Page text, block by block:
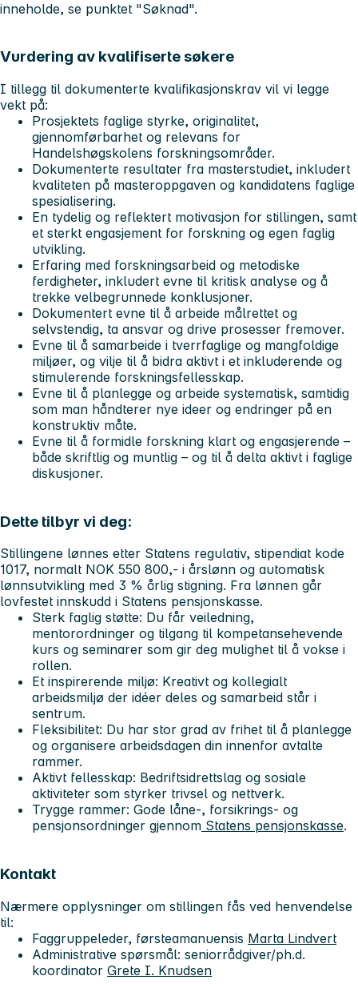
inneholde, se punktet "Søknad".
Vurdering av kvalifiserte søkere
I tillegg til dokumenterte kvalifikasjonskrav vil vi legge
vekt på:
Prosjektets faglige styrke, originalitet,
gjennomførbarhet og relevans for
Handelshøgskolens forskningsområder.
Dokumenterte resultater fra masterstudiet, inkludert
kvaliteten på masteroppgaven og kandidatens faglige
spesialisering.
En tydelig og reflektert motivasjon for stillingen, samt
et sterkt engasjement for forskning og egen faglig
utvikling.
Erfaring med forskningsarbeid og metodiske
ferdigheter, inkludert evne til kritisk analyse og å
trekke velbegrunnede konklusjoner.
Dokumentert evne til å arbeide målrettet og
selvstendig, ta ansvar og drive prosesser fremover.
Evne til å samarbeide i tverrfaglige og mangfoldige
miljøer, og vilje til å bidra aktivt i et inkluderende og
stimulerende forskningsfellesskap.
Evne til å planlegge og arbeide systematisk, samtidig
som man håndterer nye ideer og endringer på en
konstruktiv måte.
Evne til å formidle forskning klart og engasjerende –
både skriftlig og muntlig – og til å delta aktivt i faglige
diskusjoner.
Dette tilbyr vi deg:
Stillingene lønnes etter Statens regulativ, stipendiat kode
1017, normalt NOK 550 800,- i årslønn og automatisk
lønnsutvikling med 3 % årlig stigning. Fra lønnen går
lovfestet innskudd i Statens pensjonskasse.
Sterk faglig støtte: Du får veiledning,
mentorordninger og tilgang til kompetansehevende
kurs og seminarer som gir deg mulighet til å vokse i
rollen.
Et inspirerende miljø: Kreativt og kollegialt
arbeidsmiljø der idéer deles og samarbeid står i
sentrum.
Fleksibilitet: Du har stor grad av frihet til å planlegge
og organisere arbeidsdagen din innenfor avtalte
rammer.
Aktivt fellesskap: Bedriftsidrettslag og sosiale
aktiviteter som styrker trivsel og nettverk.
Trygge rammer: Gode låne-, forsikrings- og
pensjonsordninger gjennom Statens pensjonskasse.
Kontakt
Nærmere opplysninger om stillingen fås ved henvendelse
til:
Faggruppeleder, førsteamanuensis Marta Lindvert
Administrative spørsmål: seniorrådgiver/ph.d.
koordinator Grete I. Knudsen